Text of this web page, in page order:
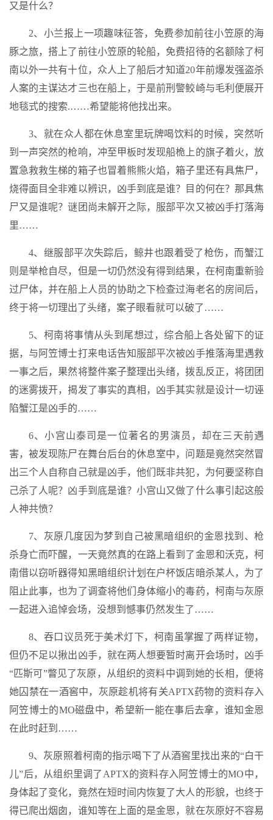
又是什么？
2、小兰报上一项趣味征答，免费参加前往小笠原的海
豚之旅，搭上了前往小笠原的轮船，免费招待的名额除了柯
南以外一共有十位，众人上了船后才知道20年前爆发强盗杀
人案的主谋达才三也在船上，于是前刑警鲛崎与毛利便展开
地毯式的搜索.……希望能将他找出来。
3、就在众人都在休息室里玩牌喝饮料的时候，突然听
到一声突然的枪响，冲至甲板时发现船桅上的旗子着火，放
置急救救生梯的箱子也冒着熊熊火焰，箱子里还有具焦尸，
烧得面目全非难以辨识，凶手到底是谁？目的何在？那具焦
尸又是谁呢？谜团尚未解开之际，服部平次又被凶手打落海
里……
4、继服部平次失踪后，鲸井也跟着受了枪伤，而蟹江
则是举枪自尽，但是一切仍然没有得到结果，在柯南重新验
过尸体，并在船上人员的协助之下检查过海老名的房间后，
终于将一切理出了头绪，案子眼看就可以破了……
5、柯南将事情从头到尾想过，综合船上各处留下的证
据，与阿笠博士打来电话告知服部平次被凶手推落海里遇救
一事之后，果然将整件案子整理出头绪，拨乱反正，将团团
的迷雾拨开，揭发了事实的真相，凶手其实就是设计一切诬
陷蟹江是凶手的……
6、小宫山泰司是一位著名的男演员，却在三天前遇
害，被发现陈尸在舞台后台的休息室中，问题是竟然突然冒
出三个人自称自己就是凶手，他们既非共犯，为何要坚称自
己杀了人呢？凶手到底是谁？小宫山又做了什么事引起这般
人神共愤？
7、灰原几度因为梦到自己被黑暗组织的金恩找到、枪
杀身亡而吓醒，一天竟然真的在路上看到了金恩和沃克，柯
南借以窃听器得知黑暗组织计划在户杯饭店暗杀某人，为了
阻止此事，也为了调查将他们身体缩小的毒药，柯南与灰原
一起进入追悼会场，没想到憾事仍然发生了……
8、吞口议员死于美术灯下，柯南虽掌握了两样证物，
但仍不足以揪出凶手，就在两人想要暂时离开会场时，凶手
“匹斯可”瞥见了灰原，从组织的资料中调到她的长相，便将
她囚禁在一酒窖中，灰原趁机将有关APTX药物的资料存入
阿笠博士的MO磁盘中，希望新一能在事后去拿，谁知金恩
在此时赶到……
9、灰原照着柯南的指示喝下了从酒窖里找出来的“白干
儿”后，从组织里调了APTX的资料存入阿笠博士的MO中，
身体起了变化，竟然在短时间内恢复了大人的形貌，也终于
得已爬出烟囱，谁知等在上面的是金恩，就在灰原好不容易